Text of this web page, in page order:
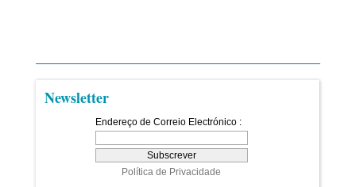
Newsletter